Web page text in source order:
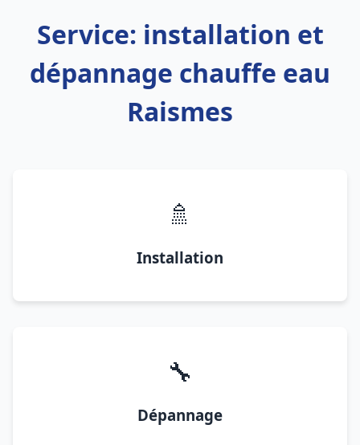
Service: installation et
dépannage chauffe eau
Raismes
🚿
Installation
🔧
Dépannage